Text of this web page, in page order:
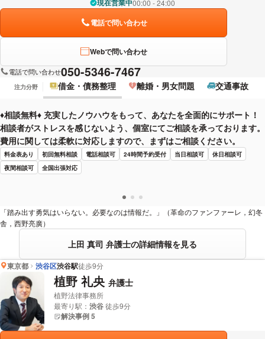
現在営業中00:00 - 24:00
電話で問い合わせ
Webで問い合わせ
電話で問い合わせ050-5346-7467
注力分野 借金・債務整理 離婚・男女問題 交通事故
♦︎相談無料♦︎ 充実したノウハウをもって、あなたを全面的にサポート！
相談者がストレスを感じないよう、個室にてご相談を承っております。
費用に関しては柔軟に対応しますので、まずはご相談ください。
料金表あり 初回無料相談 電話相談可 24時間予約受付 当日相談可
休日相談可
夜間相談可
全国出張対応
「踏み出す勇気はいらない。必要なのは情報だ。」（革命のファンファーレ，幻冬
舎，西野亮廣）
上田 真司 弁護士の詳細情報を見る
東京都 渋谷区渋谷駅徒歩9分
植野 礼央 弁護士
植野法律事務所
最寄り駅： 渋谷徒歩9分
解決事例 5